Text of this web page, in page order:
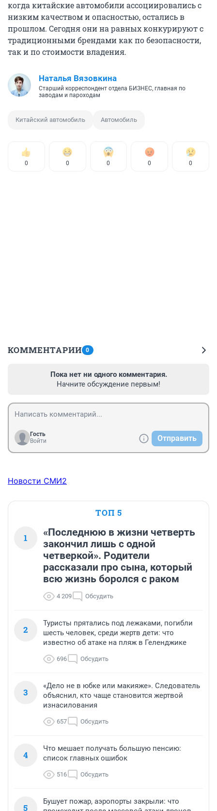
когда китайские автомобили ассоциировались с
низким качеством и опасностью, остались в
прошлом. Сегодня они на равных конкурируют с
традиционными брендами как по безопасности,
так и по стоимости владения.
Наталья Вязовкина
Старший корреспондент отдела БИЗНЕС, главная по
заводам и пароходам
Китайский автомобиль Автомобиль
0 0 0 0 0
КОММЕНТАРИИ 0
Пока нет ни одного комментария.
Начните обсуждение первым!
Гость
Войти
Отправить
Новости СМИ2
ТОП 5
1
«Последнюю в жизни четверть
закончил лишь с одной
четверкой». Родители
рассказали про сына, который
всю жизнь боролся с раком
4 209 Обсудить
2
Туристы прятались под лежаками, погибли
шесть человек, среди жертв дети: что
известно об атаке на пляж в Геленджике
696 Обсудить
3
«Дело не в юбке или макияже». Следователь
объяснил, кто чаще становится жертвой
изнасилования
657 Обсудить
4
Что мешает получать большую пенсию:
список главных ошибок
516 Обсудить
5
Бушует пожар, аэропорты закрыли: что